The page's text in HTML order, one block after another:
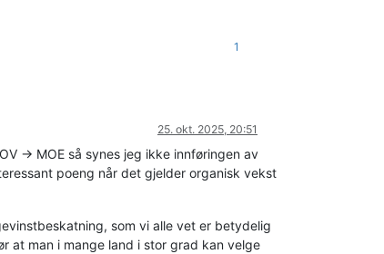
1
25. okt. 2025, 20:51
-> MOE så synes jeg ikke innføringen av
poeng når det gjelder organisk vekst
som vi alle vet er betydelig
at man i mange land i stor grad kan velge